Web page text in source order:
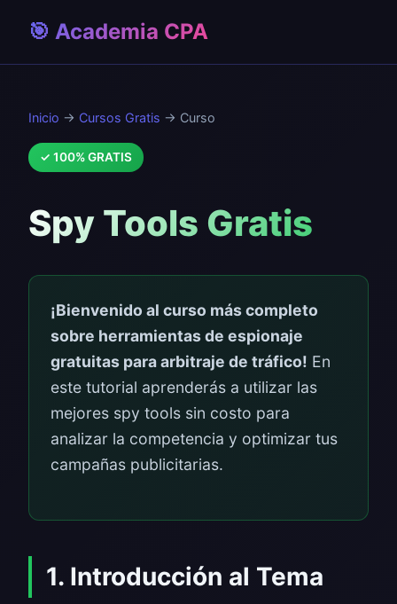
🎯 Academia CPA
Inicio → Cursos Gratis → Curso
✓ 100% GRATIS
Spy Tools Gratis
¡Bienvenido al curso más completo
sobre herramientas de espionaje
gratuitas para arbitraje de tráfico! En
este tutorial aprenderás a utilizar las
mejores spy tools sin costo para
analizar la competencia y optimizar tus
campañas publicitarias.
1. Introducción al Tema